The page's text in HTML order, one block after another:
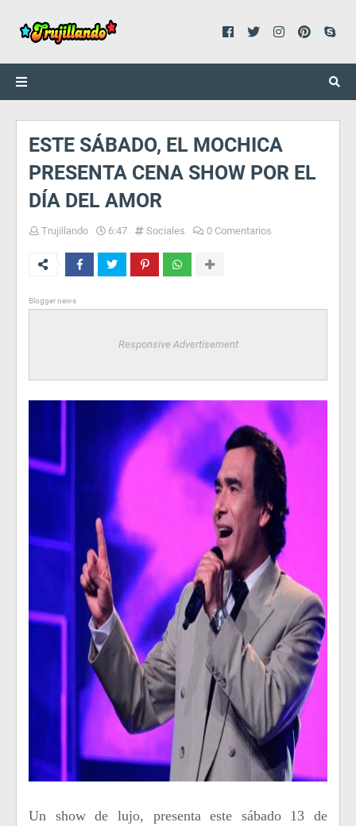
ESTE SÁBADO, EL MOCHICA
PRESENTA CENA SHOW POR EL
DÍA DEL AMOR
Trujillando 6:47 Sociales 0 Comentarios
Blogger news
Responsive Advertisement
Un show de lujo, presenta este sábado 13 de